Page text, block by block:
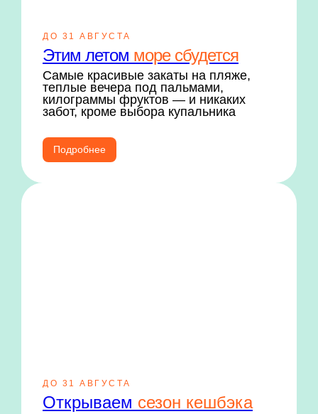
ДО 31 АВГУСТА
Этим летом море сбудется
Самые красивые закаты на пляже,
теплые вечера под пальмами,
килограммы фруктов — и никаких
забот, кроме выбора купальника
Подробнее
ДО 31 АВГУСТА
Открываем сезон кешбэка